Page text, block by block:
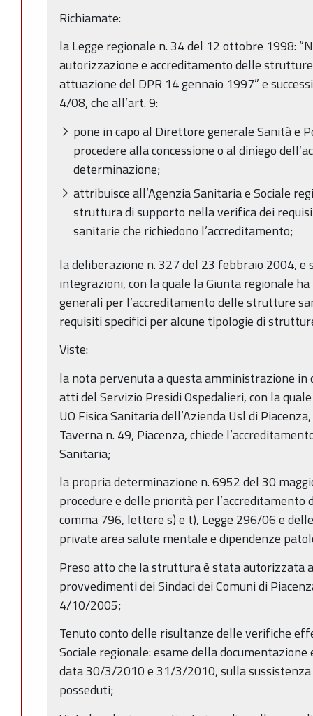
Richiamate:
la Legge regionale n. 34 del 12 ottobre 1998:
autorizzazione e accreditamento delle
attuazione del DPR 14 gennaio 1997” e
4/08, che all’art. 9:
pone in capo al Direttore generale Sanità e
procedere alla concessione o al diniego
determinazione;
attribuisce all’Agenzia Sanitaria e Sociale
struttura di supporto nella verifica dei
sanitarie che richiedono l’accreditamento;
la deliberazione n. 327 del 23 febbraio 2004, e
integrazioni, con la quale la Giunta regionale
generali per l’accreditamento delle strutture
requisiti specifici per alcune tipologie di
Viste:
la nota pervenuta a questa amministrazione
atti del Servizio Presidi Ospedalieri, con la
UO Fisica Sanitaria dell’Azienda Usl di
Taverna n. 49, Piacenza, chiede
Sanitaria;
la propria determinazione n. 6952 del 30
procedure e delle priorità per l’accreditamento
comma 796, lettere s) e t), Legge 296/06 e
private area salute mentale e dipendenze
Preso atto che la struttura è stata autorizzata
provvedimenti dei Sindaci dei Comuni di
4/10/2005;
Tenuto conto delle risultanze delle verifiche
Sociale regionale: esame della
data 30/3/2010 e 31/3/2010, sulla
posseduti;